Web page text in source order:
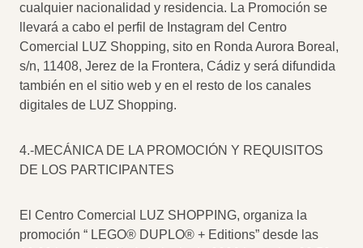
cualquier nacionalidad y residencia. La Promoción se
llevará a cabo el perfil de Instagram del Centro
Comercial LUZ Shopping, sito en Ronda Aurora Boreal,
s/n, 11408, Jerez de la Frontera, Cádiz y será difundida
también en el sitio web y en el resto de los canales
digitales de LUZ Shopping.
4.-MECÁNICA DE LA PROMOCIÓN Y REQUISITOS
DE LOS PARTICIPANTES
El Centro Comercial LUZ SHOPPING, organiza la
promoción “ LEGO® DUPLO® + Editions” desde las